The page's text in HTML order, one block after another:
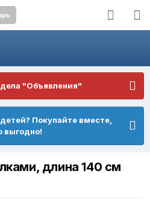
"Объявления"
Покупайте вместе,
выгодно!
длина 140 см